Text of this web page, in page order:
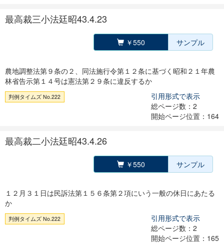
最高裁三小法廷昭43.4.23
￥550 サンプル
農地調整法第９条の２、同法施行令第１２条に基づく昭和２１年農
林省告示第１４号は憲法第２９条に違反するか
判例タイムズ No.222
引用形式で表示
総ページ数：2
開始ページ位置：164
最高裁二小法廷昭43.4.26
￥550 サンプル
１２月３１日は民訴法第１５６条第２項にいう一般の休日にあたる
か
判例タイムズ No.222
引用形式で表示
総ページ数：2
開始ページ位置：165